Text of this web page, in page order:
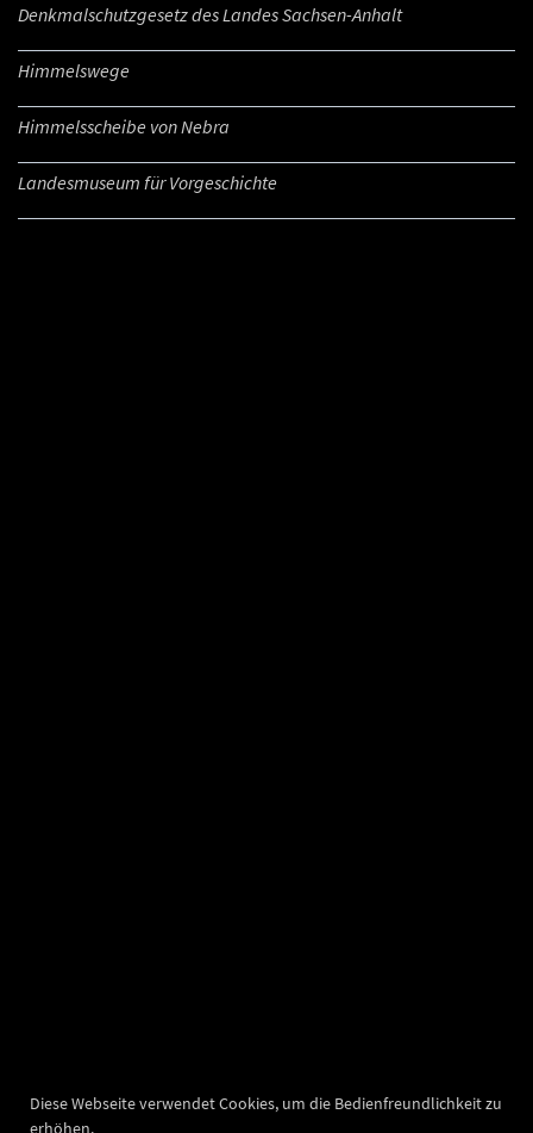
Diese Webseite verwendet Cookies, um die Bedienfreundlichkeit zu
erhöhen.
Denkmalschutzgesetz des Landes Sachsen-Anhalt
Himmelswege
Himmelsscheibe von Nebra
Landesmuseum für Vorgeschichte